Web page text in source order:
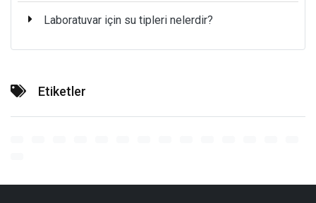
Laboratuvar için su tipleri nelerdir?
Etiketler